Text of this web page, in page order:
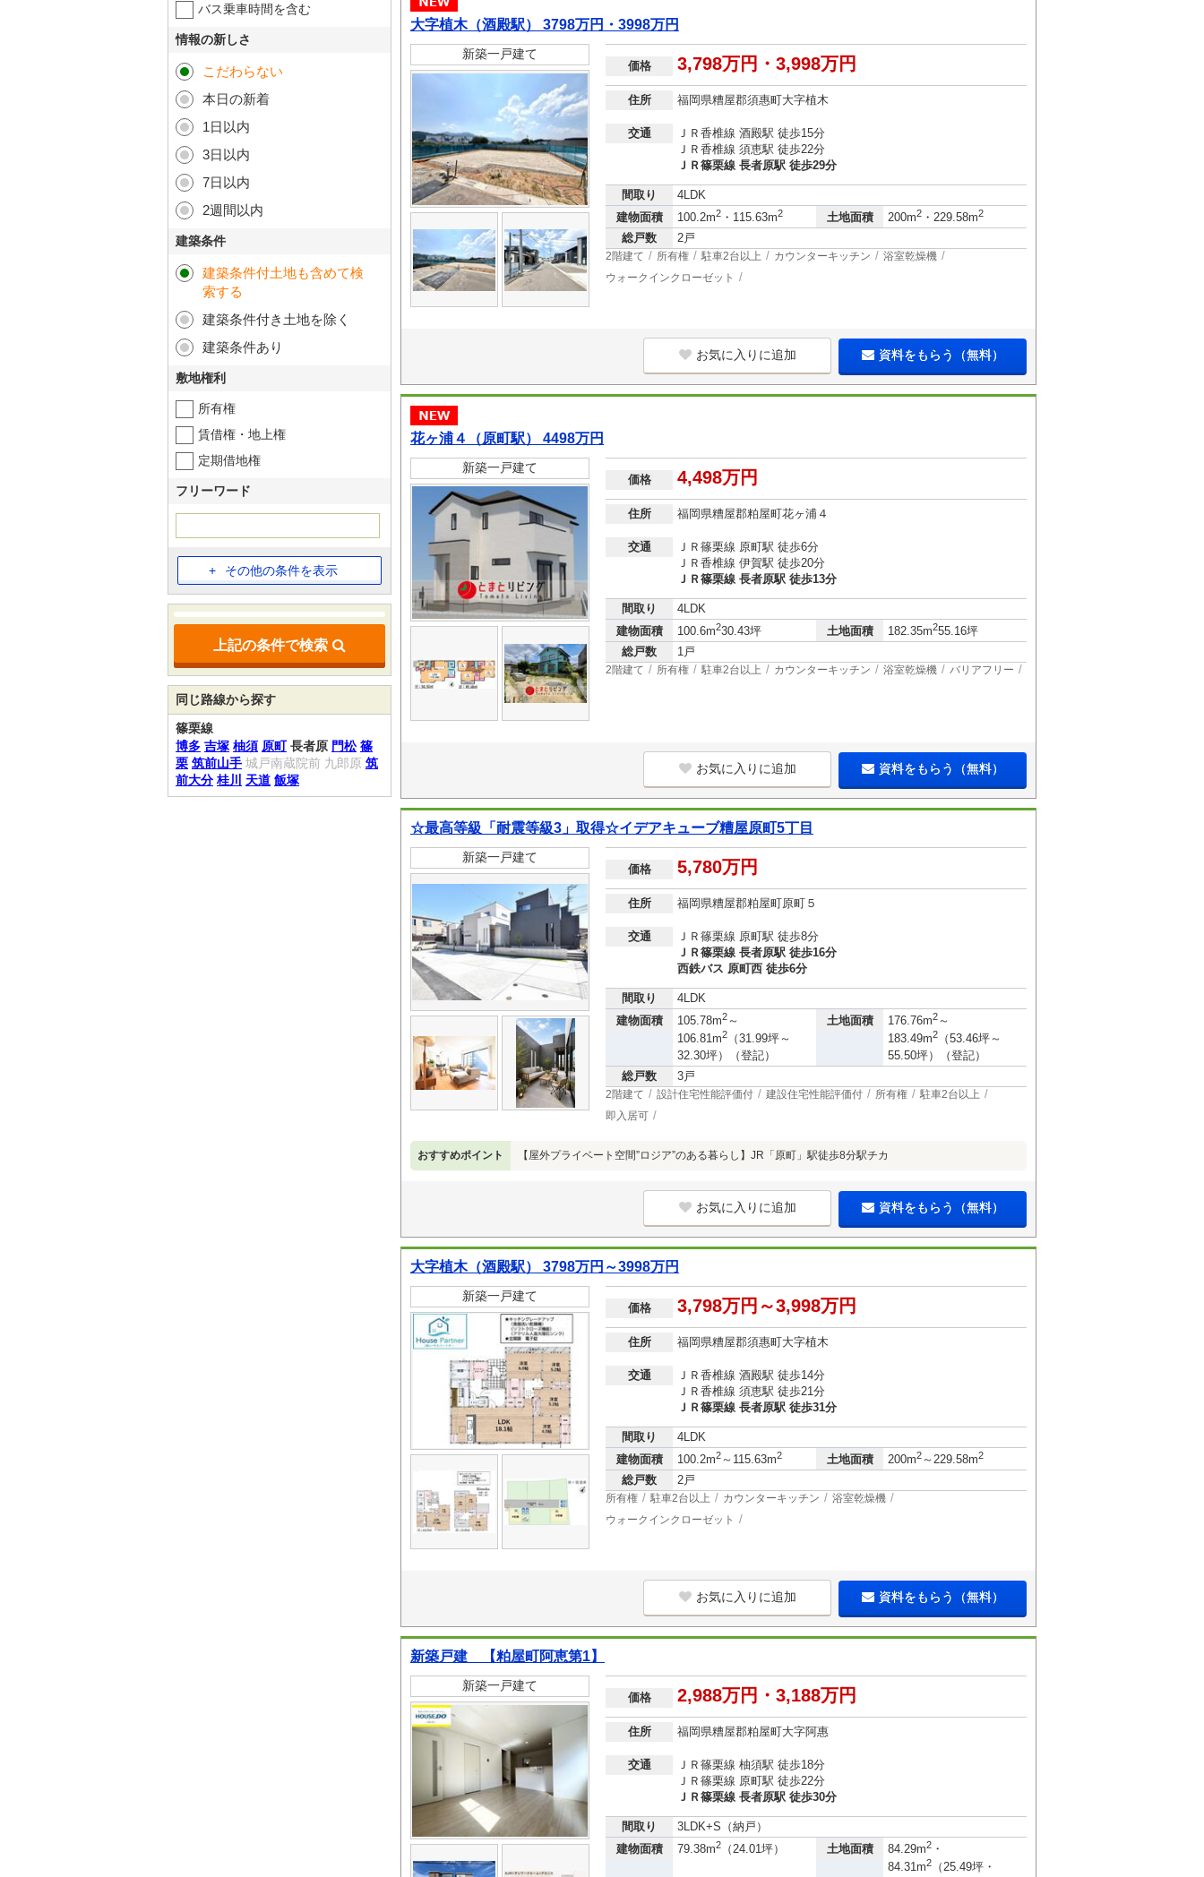
大字植木（酒殿駅） 3798万円・3998万円
新築一戸建て
価格 3,798万円・3,998万円
住所 福岡県糟屋郡須惠町大字植木
交通
ＪＲ香椎線 酒殿駅 徒歩15分
ＪＲ香椎線 須恵駅 徒歩22分
ＪＲ篠栗線 長者原駅 徒歩29分
間取り
4LDK
建物面積
100.2m2 ・115.63m2 土地面積 200m2 ・229.58m2
総戸数 2戸
2階建て 所有権 駐車2台以上 カウンターキッチン
浴室乾燥機
ウォークインクローゼット
お気に入りに追加 資料をもらう（無料）
花ヶ浦４（原町駅） 4498万円
新築一戸建て
価格 4,498万円
住所 福岡県糟屋郡粕屋町花ヶ浦４
交通
ＪＲ篠栗線 原町駅 徒歩6分
ＪＲ香椎線 伊賀駅 徒歩20分
ＪＲ篠栗線 長者原駅 徒歩13分
間取り
4LDK
建物面積
100.6m230.43坪 土地面積 182.35m255.16坪
総戸数
1戸
2階建て 所有権 駐車2台以上 カウンターキッチン 浴室乾燥機 バリアフリー
お気に入りに追加 資料をもらう（無料）
☆最高等級「耐震等級3」取得☆イデアキューブ糟屋原町5丁目
新築一戸建て
価格 5,780万円
住所 福岡県糟屋郡粕屋町原町５
交通
ＪＲ篠栗線 原町駅 徒歩8分
ＪＲ篠栗線 長者原駅 徒歩16分
西鉄バス 原町西 徒歩6分
間取り
4LDK
建物面積
105.78m2～
106.81m2
（31.99坪～
32.30坪）（登記）
土地面積 176.76m2～
183.49m2
（53.46坪～
55.50坪）（登記）
総戸数
3戸
2階建て 設計住宅性能評価付 建設住宅性能評価付 所有権
駐車2台以上
即入居可
おすすめポイント 【屋外プライベート空間”ロジア”のある暮らし】JR「原町」駅徒歩8分駅チカ
お気に入りに追加 資料をもらう（無料）
大字植木（酒殿駅） 3798万円～3998万円
新築一戸建て
価格 3,798万円～3,998万円
住所 福岡県糟屋郡須惠町大字植木
交通
ＪＲ香椎線 酒殿駅 徒歩14分
ＪＲ香椎線 須恵駅 徒歩21分
ＪＲ篠栗線 長者原駅 徒歩31分
間取り
4LDK
建物面積
100.2m2～115.63m2 土地面積 200m2～229.58m2
総戸数 2戸
所有権 駐車2台以上 カウンターキッチン
浴室乾燥機
ウォークインクローゼット
お気に入りに追加 資料をもらう（無料）
新築戸建 【粕屋町阿恵第1】
新築一戸建て
価格 2,988万円・3,188万円
住所 福岡県糟屋郡粕屋町大字阿惠
交通
ＪＲ篠栗線 柚須駅 徒歩18分
ＪＲ篠栗線 原町駅 徒歩22分
ＪＲ篠栗線 長者原駅 徒歩30分
間取り
3LDK+S（納戸）
建物面積
79.38m2 （24.01坪） 土地面積 84.29m2 ・
84.31m2
（25.49坪・
バス乗車時間を含む
情報の新しさ
こだわらない
本日の新着
1日以内
3日以内
7日以内
2週間以内
建築条件
建築条件付土地も含めて検
索する
建築条件付き土地を除く
建築条件あり
敷地権利
所有権
賃借権・地上権
定期借地権
フリーワード
その他の条件を表示
上記の条件で検索
同じ路線から探す
篠栗線
博多 吉塚 柚須 原町 長者原 門松 篠
栗 筑前山手 城戸南蔵院前 九郎原 筑
前大分 桂川 天道 飯塚